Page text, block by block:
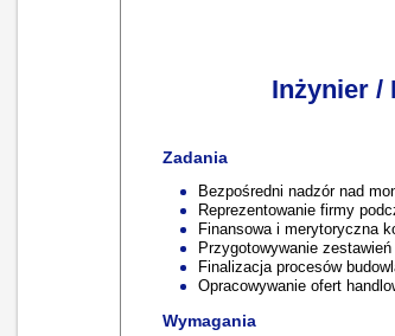
Inżynier /
Zadania
Bezpośredni nadzór nad
Reprezentowanie firmy
Finansowa i merytoryczna
Przygotowywanie
Finalizacja procesów
Opracowywanie ofert
Wymagania